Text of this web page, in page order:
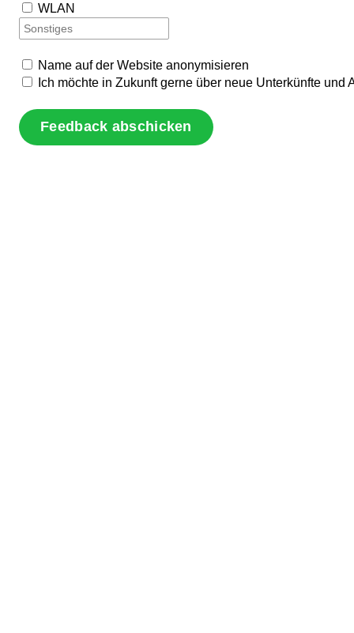
WLAN
Name auf der Website anonymisieren
Ich möchte in Zukunft gerne über neue Unterkünfte und